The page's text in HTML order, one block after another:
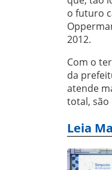
o futuro
2012.
Com o
da
atende
total, são
Leia